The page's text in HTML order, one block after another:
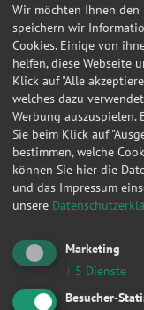
Kontakt
goingfast.de
Wir möchten Ihnen den
speichern wir
Cookies. Einige von
helfen, diese Webseite
Klick auf "Alle
welches dazu
Werbung
Sie beim Klick auf
bestimmen, welche
können Sie hier die
und das Impressum
unsere
Marketing
↓ 5 Dienste
Besucher-